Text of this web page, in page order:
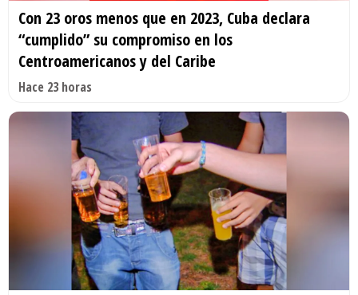
Con 23 oros menos que en 2023, Cuba declara
“cumplido” su compromiso en los
Centroamericanos y del Caribe
Hace 23 horas